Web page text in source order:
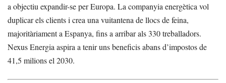
a objectiu expandir-se per Europa. La companyia energètica vol
duplicar els clients i crea una vuitantena de llocs de feina,
majoritàriament a Espanya, fins a arribar als 330 treballadors.
Nexus Energia aspira a tenir uns beneficis abans d’impostos de
41,5 milions el 2030.